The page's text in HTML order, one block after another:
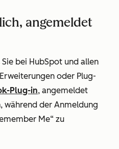
angemeldet
bei HubSpot und allen
oder Plug-
Plug-in, angemeldet
während der Anmeldung
Me“ zu